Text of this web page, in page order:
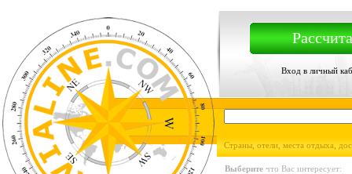
Вход в личный
Страны, отели, места отдыха,
Выберите что Вас интересует: